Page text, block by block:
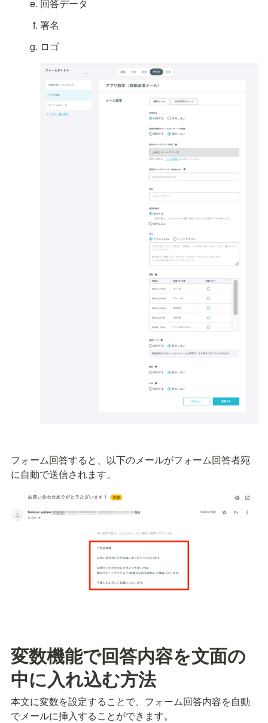
回答データ
署名
フォーム回答すると、以下のメールがフォーム回答者宛
に自動で送信されます。
変数機能で回答内容を文面の
中に入れ込む方法
本文に変数を設定することで、フォーム回答内容を自動
でメールに挿入することができます。